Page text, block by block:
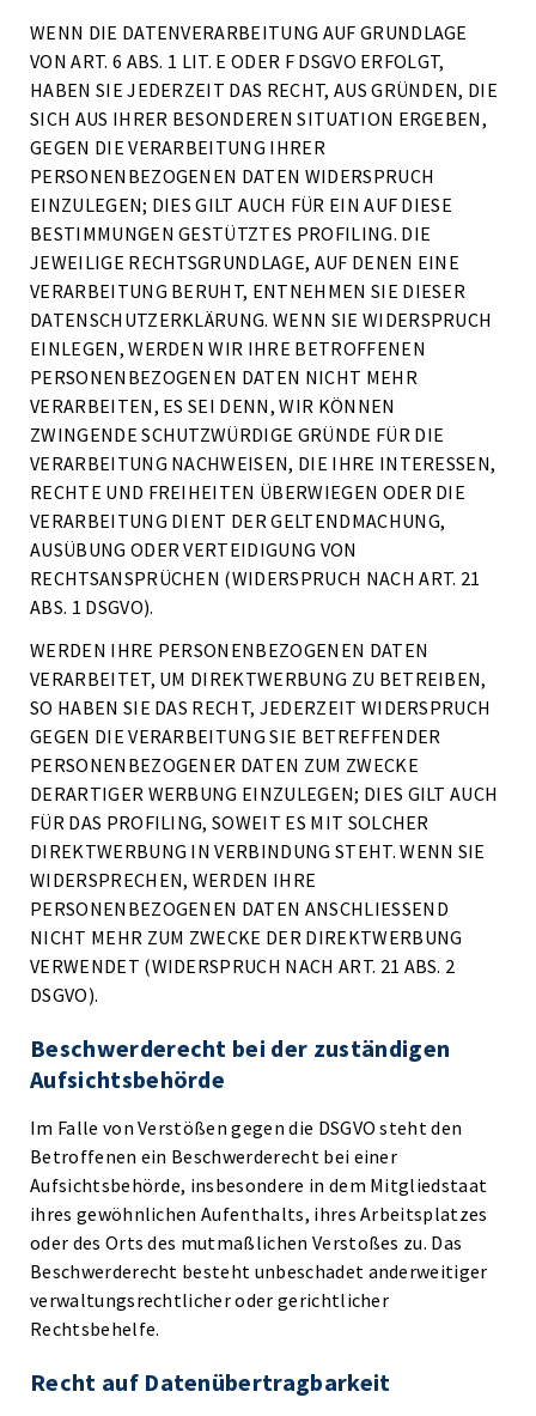
WENN DIE DATENVERARBEITUNG AUF GRUNDLAGE
VON ART. 6 ABS. 1 LIT. E ODER F DSGVO ERFOLGT,
HABEN SIE JEDERZEIT DAS RECHT, AUS GRÜNDEN, DIE
SICH AUS IHRER BESONDEREN SITUATION ERGEBEN,
GEGEN DIE VERARBEITUNG IHRER
PERSONENBEZOGENEN DATEN WIDERSPRUCH
EINZULEGEN; DIES GILT AUCH FÜR EIN AUF DIESE
BESTIMMUNGEN GESTÜTZTES PROFILING. DIE
JEWEILIGE RECHTSGRUNDLAGE, AUF DENEN EINE
VERARBEITUNG BERUHT, ENTNEHMEN SIE DIESER
DATENSCHUTZERKLÄRUNG. WENN SIE WIDERSPRUCH
EINLEGEN, WERDEN WIR IHRE BETROFFENEN
PERSONENBEZOGENEN DATEN NICHT MEHR
VERARBEITEN, ES SEI DENN, WIR KÖNNEN
ZWINGENDE SCHUTZWÜRDIGE GRÜNDE FÜR DIE
VERARBEITUNG NACHWEISEN, DIE IHRE INTERESSEN,
RECHTE UND FREIHEITEN ÜBERWIEGEN ODER DIE
VERARBEITUNG DIENT DER GELTENDMACHUNG,
AUSÜBUNG ODER VERTEIDIGUNG VON
RECHTSANSPRÜCHEN (WIDERSPRUCH NACH ART. 21
ABS. 1 DSGVO).
WERDEN IHRE PERSONENBEZOGENEN DATEN
VERARBEITET, UM DIREKTWERBUNG ZU BETREIBEN,
SO HABEN SIE DAS RECHT, JEDERZEIT WIDERSPRUCH
GEGEN DIE VERARBEITUNG SIE BETREFFENDER
PERSONENBEZOGENER DATEN ZUM ZWECKE
DERARTIGER WERBUNG EINZULEGEN; DIES GILT AUCH
FÜR DAS PROFILING, SOWEIT ES MIT SOLCHER
DIREKTWERBUNG IN VERBINDUNG STEHT. WENN SIE
WIDERSPRECHEN, WERDEN IHRE
PERSONENBEZOGENEN DATEN ANSCHLIESSEND
NICHT MEHR ZUM ZWECKE DER DIREKTWERBUNG
VERWENDET (WIDERSPRUCH NACH ART. 21 ABS. 2
DSGVO).
Beschwerde­recht bei der zuständigen
Aufsichts­behörde
Im Falle von Verstößen gegen die DSGVO steht den
Betroffenen ein Beschwerderecht bei einer
Aufsichtsbehörde, insbesondere in dem Mitgliedstaat
ihres gewöhnlichen Aufenthalts, ihres Arbeitsplatzes
oder des Orts des mutmaßlichen Verstoßes zu. Das
Beschwerderecht besteht unbeschadet anderweitiger
verwaltungsrechtlicher oder gerichtlicher
Rechtsbehelfe.
Recht auf Daten­übertrag­barkeit